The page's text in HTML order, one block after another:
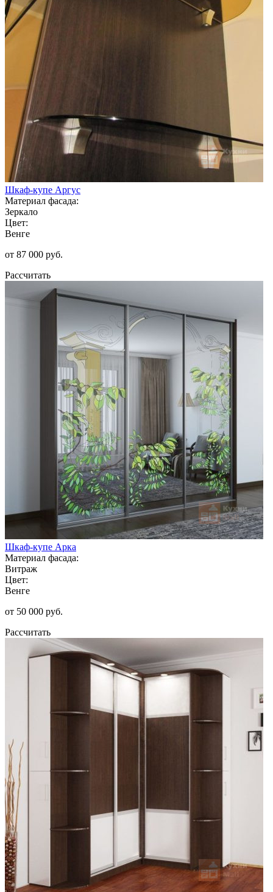
Шкаф-купе Аргус
Материал фасада:
Зеркало
Цвет:
Венге
от 87 000 руб.
Рассчитать
Шкаф-купе Арка
Материал фасада:
Витраж
Цвет:
Венге
от 50 000 руб.
Рассчитать